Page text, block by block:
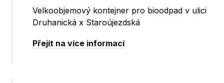
Velkoobjemový kontejner pro bioodpad v ulici
Druhanická x Staroújezdská
Přejít na více informací